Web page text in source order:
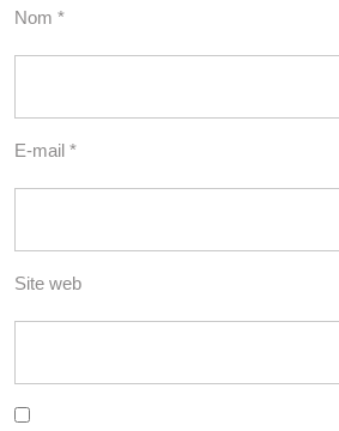
Nom *
E-mail *
Site web